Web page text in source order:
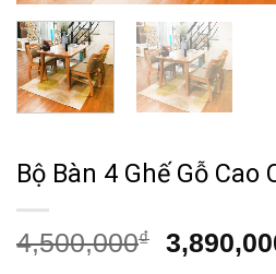
Bộ Bàn 4 Ghế Gỗ Cao
4,500,000₫
Giá